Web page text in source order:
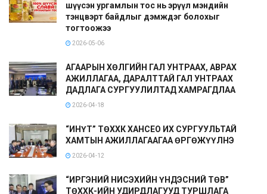
шүүсэн ургамлын тос нь эрүүл мэндийн
тэнцвэрт байдлыг дэмждэг болохыг
тогтоожээ
2026-05-06
АГААРЫН ХӨЛГИЙН ГАЛ УНТРААХ, АВРАХ
АЖИЛЛАГАА, ДАРАЛТТАЙ ГАЛ УНТРААХ
ДАДЛАГА СУРГУУЛИЛТАД ХАМРАГДЛАА
2026-04-18
“ИНҮТ” ТӨХХК ХАНСЕО ИХ СУРГУУЛЬТАЙ
ХАМТЫН АЖИЛЛАГААГАА ӨРГӨЖҮҮЛНЭ
2026-04-12
“ИРГЭНИЙ НИСЭХИЙН ҮНДЭСНИЙ ТӨВ”
ТӨХХК-ИЙН УДИРДЛАГУУД ТУРШЛАГА